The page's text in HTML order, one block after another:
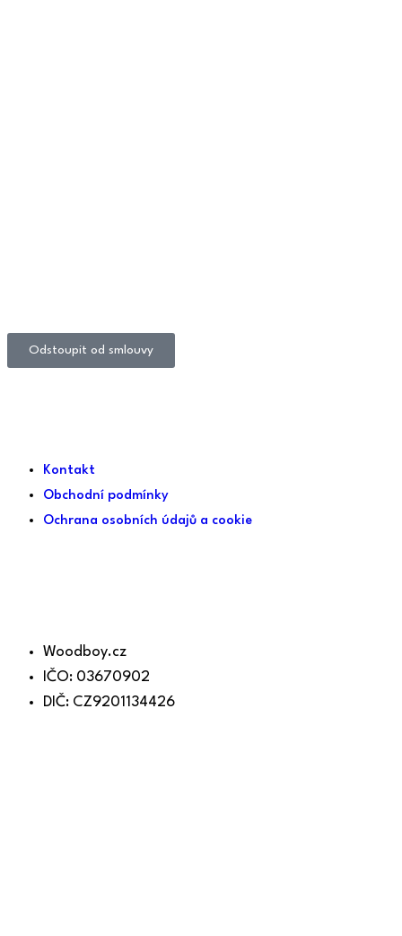
Odstoupit od smlouvy
Kontakt
Obchodní podmínky
Ochrana osobních údajů a cookie
Woodboy.cz
IČO: 03670902
DIČ: CZ9201134426